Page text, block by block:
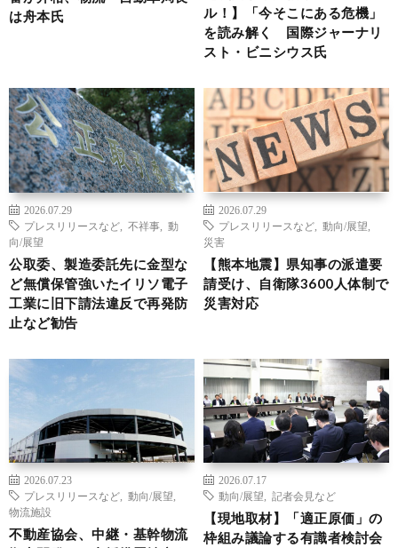
は舟本氏
ル！】「今そこにある危機」
を読み解く 国際ジャーナリ
スト・ビニシウス氏
2026.07.29
プレスリリースなど
不祥事
動
向/展望
公取委、製造委託先に金型な
ど無償保管強いたイリソ電子
工業に旧下請法違反で再発防
止など勧告
2026.07.29
プレスリリースなど
動向/展望
災害
【熊本地震】県知事の派遣要
請受け、自衛隊3600人体制で
災害対応
2026.07.23
プレスリリースなど
動向/展望
物流施設
不動産協会、中継・基幹物流
2026.07.17
動向/展望
記者会見など
【現地取材】「適正原価」の
枠組み議論する有識者検討会